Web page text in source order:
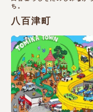
ち。
八百津町